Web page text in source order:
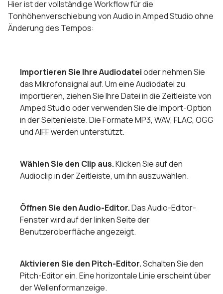
Hier ist der vollständige Workflow für die
Tonhöhenverschiebung von Audio in Amped Studio ohne
Änderung des Tempos:
Importieren Sie Ihre Audiodateioder nehmen Sie
das Mikrofonsignal auf. Um eine Audiodatei zu
importieren, ziehen Sie Ihre Datei in die Zeitleiste von
Amped Studio oder verwenden Sie die Import-Option
in der Seitenleiste. Die Formate MP3, WAV, FLAC, OGG
und AIFF werden unterstützt.
Wählen Sie den Clip aus.Klicken Sie auf den
Audioclip in der Zeitleiste, um ihn auszuwählen.
Öffnen Sie den Audio-Editor.Das Audio-Editor-
Fenster wird auf der linken Seite der
Benutzeroberfläche angezeigt.
Aktivieren Sie den Pitch-Editor.Schalten Sie den
Pitch-Editor ein. Eine horizontale Linie erscheint über
der Wellenformanzeige.